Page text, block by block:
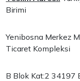
Birimi
Yenibosna Merkez
Ticaret Kompleksi
B Blok Kat:2 34197